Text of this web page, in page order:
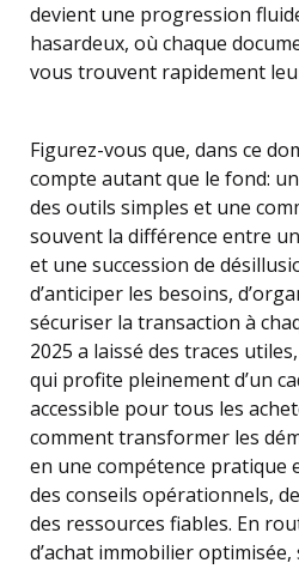
devient une progression
hasardeux, où chaque
vous trouvent rapidement
Figurez-vous que, dans ce
compte autant que le fond:
des outils simples et une
souvent la différence entre
et une succession de
d’anticiper les besoins,
sécuriser la transaction à
2025 a laissé des traces
qui profite pleinement d’un
accessible pour tous les
comment transformer les
en une compétence pratique
des conseils opérationnels,
des ressources fiables. En
d’achat immobilier